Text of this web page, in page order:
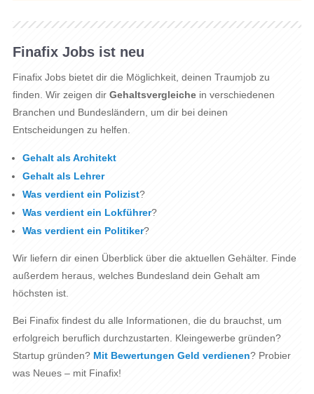
Finafix Jobsist neu
Finafix Jobs bietet dir die Möglichkeit, deinen Traumjob zu
finden. Wir zeigen dir Gehaltsvergleichein verschiedenen
Branchen und Bundesländern, um dir bei deinen
Entscheidungen zu helfen.
Gehalt als Architekt
Gehalt als Lehrer
Was verdient ein Polizist?
Was verdient ein Lokführer?
Was verdient ein Politiker?
Wir liefern dir einen Überblick über die aktuellen Gehälter. Finde
außerdem heraus, welches Bundesland dein Gehalt am
höchsten ist.
Bei Finafix findest du alle Informationen, die du brauchst, um
erfolgreich beruflich durchzustarten. Kleingewerbe gründen?
Startup gründen? Mit Bewertungen Geld verdienen? Probier
was Neues – mit Finafix!